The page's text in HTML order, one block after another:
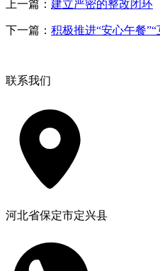
上一篇： 建立严密的整改闭环
下一篇： 积极推进“安心午餐
联系我们
河北省保定市定兴县